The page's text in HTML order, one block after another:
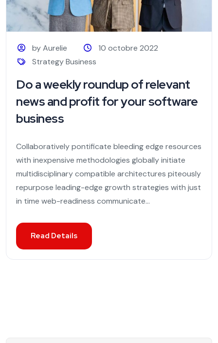
by Aurelie
10 octobre 2022
Strategy Business
Do a weekly roundup of relevant
news and profit for your software
business
Collaboratively pontificate bleeding edge resources
with inexpensive methodologies globally initiate
multidisciplinary compatible architectures piteously
repurpose leading-edge growth strategies with just
in time web-readiness communicate...
Read Details